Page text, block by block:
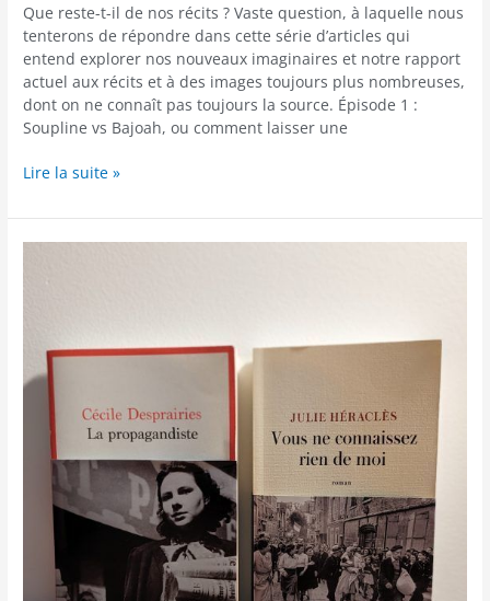
Que reste-t-il de nos récits ? Vaste question, à laquelle nous
tenterons de répondre dans cette série d’articles qui
entend explorer nos nouveaux imaginaires et notre rapport
actuel aux récits et à des images toujours plus nombreuses,
dont on ne connaît pas toujours la source. Épisode 1 :
Soupline vs Bajoah, ou comment laisser une
Lire la suite »
vue